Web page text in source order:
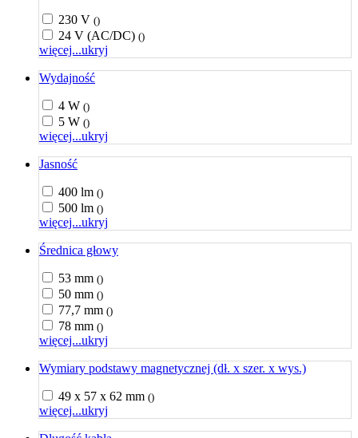
230 V ()
24 V (AC/DC) ()
więcej...ukryj
Wydajność
4 W ()
5 W ()
więcej...ukryj
Jasność
400 lm ()
500 lm ()
więcej...ukryj
Średnica głowy
53 mm ()
50 mm ()
77,7 mm ()
78 mm ()
więcej...ukryj
Wymiary podstawy magnetycznej (dł. x szer. x wys.)
49 x 57 x 62 mm ()
więcej...ukryj